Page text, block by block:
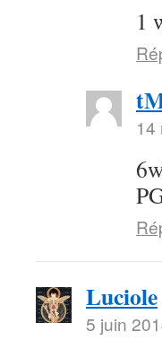
1
14
Luciole
5 juin